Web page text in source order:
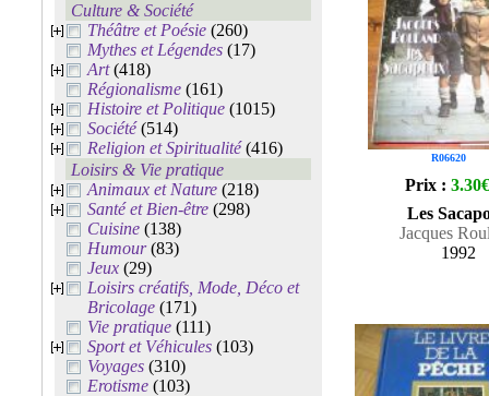
Culture & Société
Théâtre et Poésie (260)
Mythes et Légendes (17)
Art(418)
Régionalisme (161)
Histoire et Politique (1015)
Société(514)
Religion et Spiritualité(416)
Loisirs & Vie pratique
Animaux et Nature (218)
Santé et Bien-être (298)
Cuisine (138)
Humour(83)
Jeux (29)
Loisirs créatifs, Mode, Déco et
Bricolage (171)
Vie pratique (111)
Sport et Véhicules (103)
Voyages (310)
Erotisme (103)
R06620
Prix : 3.30€
Les
Jacques
1992